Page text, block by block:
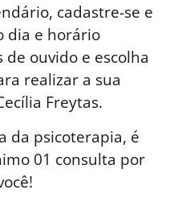
cadastre-se e
dia e horário
de ouvido e escolha
realizar a sua
Freytas.
da psicoterapia, é
01 consulta por